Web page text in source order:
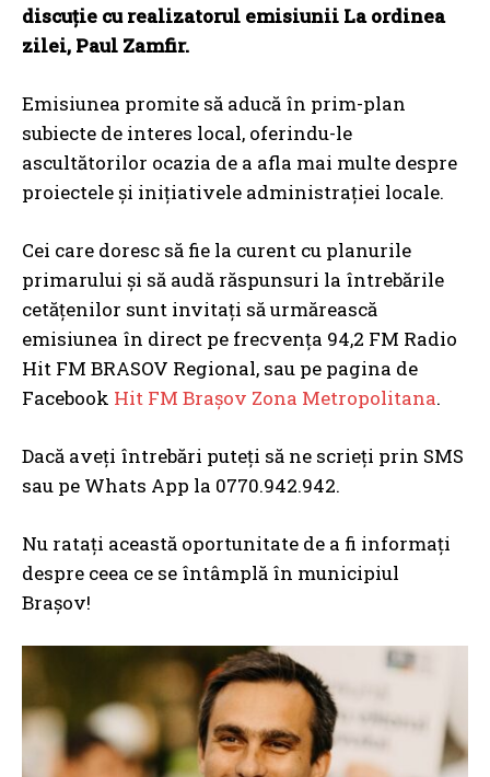
discuție cu realizatorul emisiunii La ordinea
zilei, Paul Zamfir.
Emisiunea promite să aducă în prim-plan
subiecte de interes local, oferindu-le
ascultătorilor ocazia de a afla mai multe despre
proiectele și inițiativele administrației locale.
Cei care doresc să fie la curent cu planurile
primarului și să audă răspunsuri la întrebările
cetățenilor sunt invitați să urmărească
emisiunea în direct pe frecvența 94,2 FM Radio
Hit FM BRASOV Regional, sau pe pagina de
Facebook Hit FM Brașov Zona Metropolitana.
Dacă aveți întrebări puteți să ne scrieți prin SMS
sau pe Whats App la 0770.942.942.
Nu ratați această oportunitate de a fi informați
despre ceea ce se întâmplă în municipiul
Brașov!